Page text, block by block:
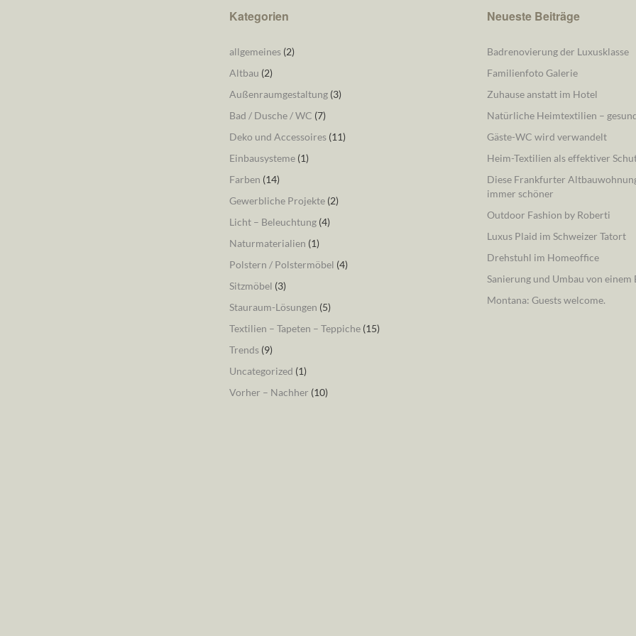
Kategorien
allgemeines(2)
Altbau (2)
Außenraumgestaltung(3)
Bad / Dusche / WC (7)
Deko und Accessoires(11)
Einbausysteme(1)
Farben (14)
Gewerbliche Projekte(2)
Licht – Beleuchtung(4)
Naturmaterialien (1)
Polstern / Polstermöbel (4)
Sitzmöbel (3)
Stauraum-Lösungen (5)
Textilien – Tapeten – Teppiche(15)
Trends(9)
Uncategorized (1)
Vorher – Nachher (10)
Neueste Beiträge
Badrenovierung der Luxusklasse
Familienfoto Galerie
Zuhause anstatt im Hotel
Natürliche Heimtextilien –
Gäste-WC wird verwandelt
Heim-Textilien als effektiver
Diese Frankfurter
immer schöner
Outdoor Fashion by Roberti
Luxus Plaid im Schweizer Tatort
Drehstuhl im Homeoffice
Sanierung und Umbau von
Montana: Guests welcome.